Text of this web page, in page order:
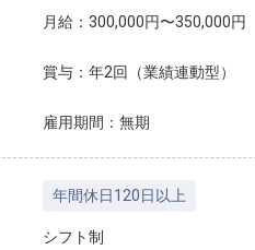
月給：300,000円〜350,000円
賞与：年2回（業績連動型）
雇用期間：無期
年間休日120日以上
シフト制